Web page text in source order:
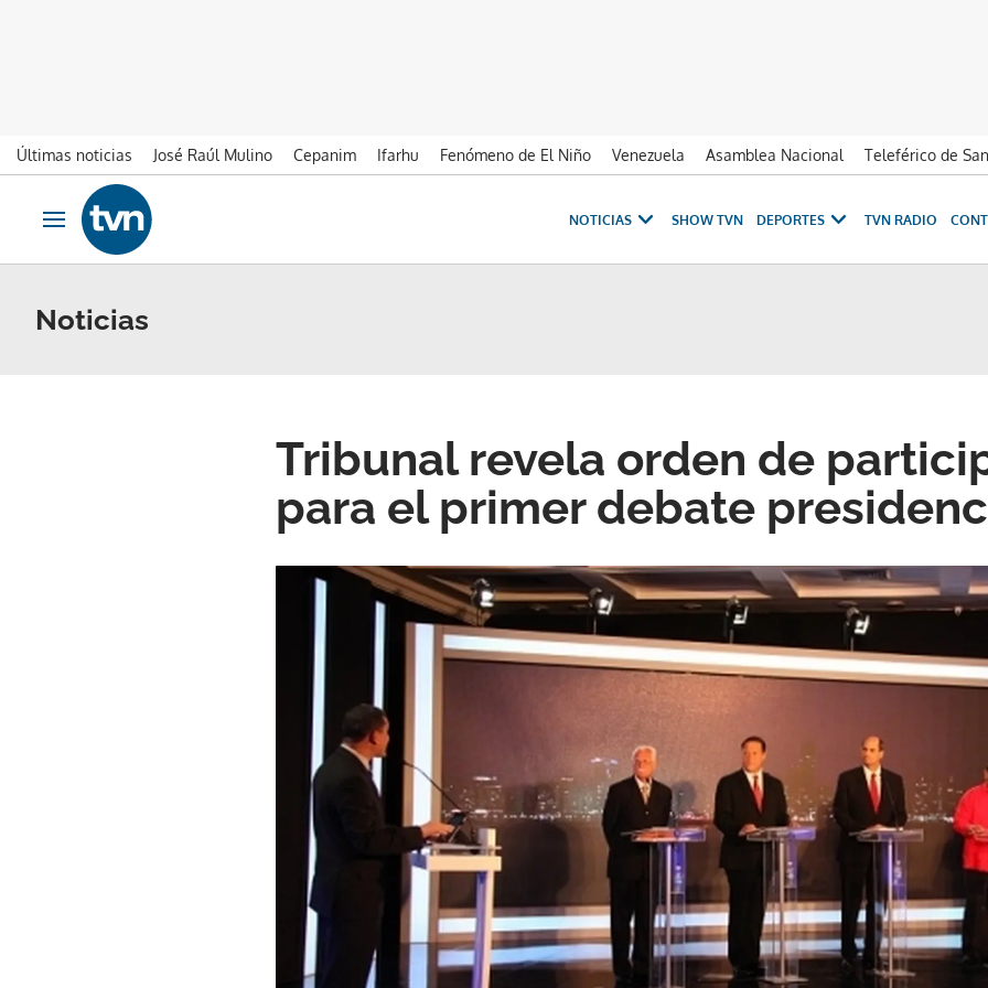
Últimas noticias José Raúl Mulino Cepanim Ifarhu Fenómeno de El Niño Venezuela Asamblea Nacional
Teleférico de
Ir al contenido
Obrir navegació
NOTICIAS SHOW TVN DEPORTES TVN RADIO
Noticias
Tribunal revela orden de
para el primer debate